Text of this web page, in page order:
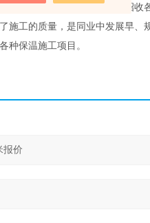
经验，多年来，我公司不断招
施工的质量，是同业中发展早
种保温施工项目。